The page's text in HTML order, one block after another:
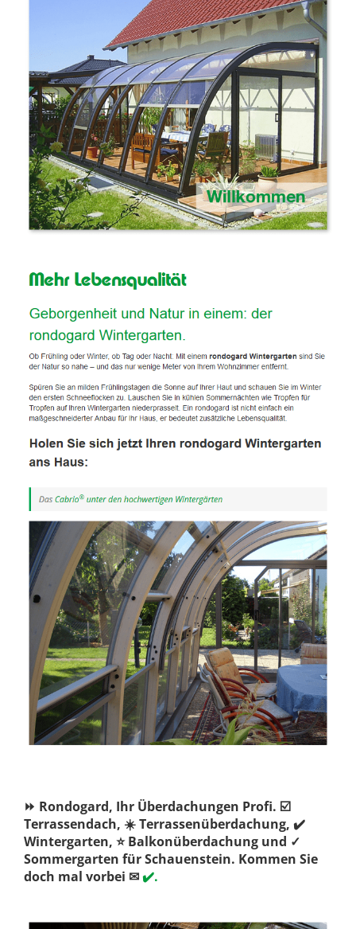
⏩ Rondogard, Ihr Überdachungen Profi. ☑️
Terrassendach, ☀️ Terrassenüberdachung, ✔️
Wintergarten, ⭐ Balkonüberdachung und ✓
Sommergarten für Schauenstein. Kommen Sie
doch mal vorbei ✉✔️.